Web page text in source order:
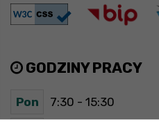
GODZINY PRACY
Pon 7:30 - 15:30